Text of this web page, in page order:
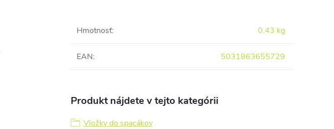
Hmotnosť: 0.43 kg
EAN: 5031863655729
Produkt nájdete v tejto kategórii
Vložky do spacákov